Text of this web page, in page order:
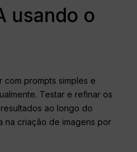
usando o
com prompts simples e
Testar e refinar os
ao longo do
na criação de imagens por